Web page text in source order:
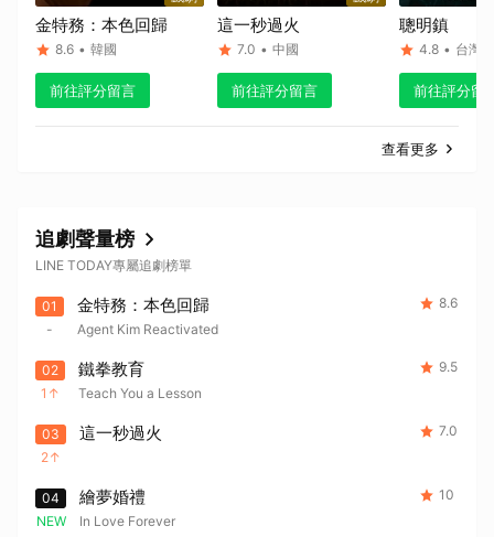
金特務：本色回歸
8.6 • 韓國
前往評分留言
這一秒過火
7.0 • 中國
前往評分留言
聰明鎮
4.8 • 台灣
前往評分留
查看更多
追劇聲量榜
LINE TODAY專屬追劇榜單
01
-
金特務：本色回歸
Agent Kim Reactivated
8.6
02
1
鐵拳教育
Teach You a Lesson
9.5
03
2
這一秒過火 7.0
04
NEW
繪夢婚禮
In Love Forever
10